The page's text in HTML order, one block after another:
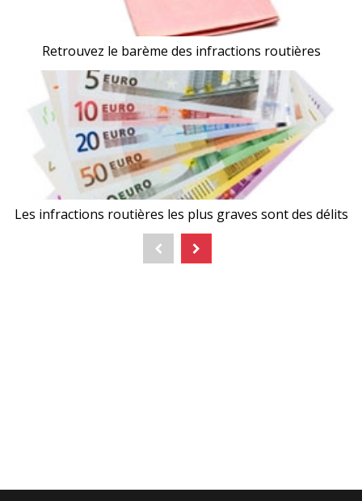
Retrouvez le barème des infractions routières
Les infractions routières les plus graves sont des délits